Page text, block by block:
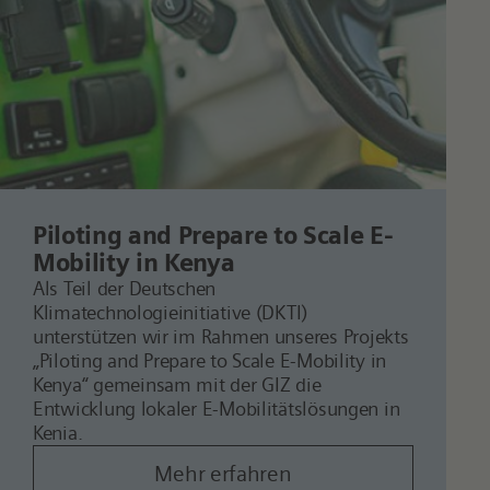
Piloting and Prepare to Scale E-
Mobility in Kenya
Als Teil der Deutschen
Klimatechnologieinitiative (DKTI)
unterstützen wir im Rahmen unseres Projekts
„Piloting and Prepare to Scale E-Mobility in
Kenya“ gemeinsam mit der GIZ die
Entwicklung lokaler E-Mobilitätslösungen in
Kenia.
Mehr erfahren